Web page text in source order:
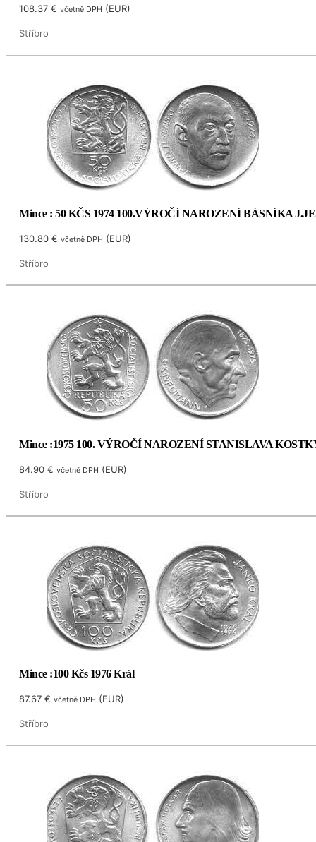
108.37€ včetně DPH (EUR)
Stříbro
Mince : 50 KČS 1974 100.VÝROČÍ NAROZENÍ BÁSNÍKA
130.80€ včetně DPH (EUR)
Stříbro
Mince :1975 100. VÝROČÍ NAROZENÍ STANISLAVA
84.90€ včetně DPH (EUR)
Stříbro
Mince :100 Kčs 1976 Král
87.67€ včetně DPH (EUR)
Stříbro